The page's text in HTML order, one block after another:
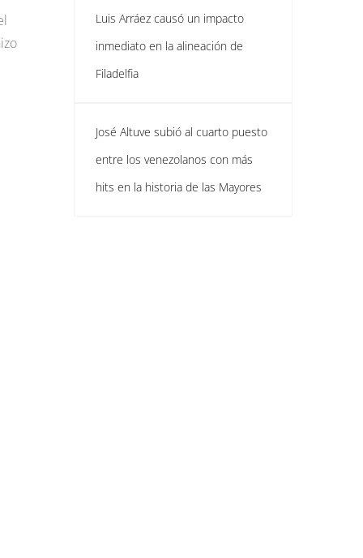
Luis Arráez causó un impacto
inmediato en la alineación de
Filadelfia
José Altuve subió al cuarto puesto
entre los venezolanos con más
hits en la historia de las Mayores